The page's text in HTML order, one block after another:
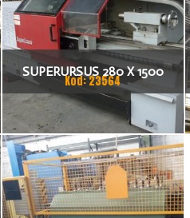
SUPERURSUS 280 X 1500
TOKARKA
Kod: 23564